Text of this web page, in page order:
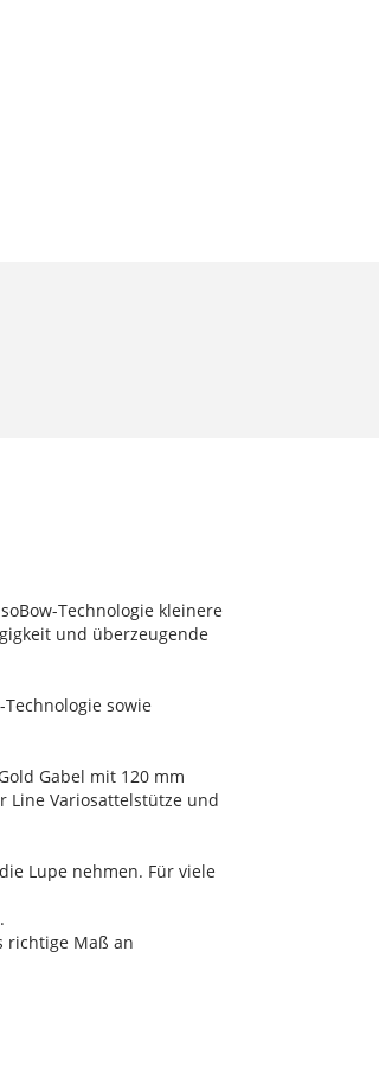
Technologie kleinere
und überzeugende
sowie
Gabel mit 120 mm
Line Variosattelstütze und
Lupe nehmen. Für viele
richtige Maß an